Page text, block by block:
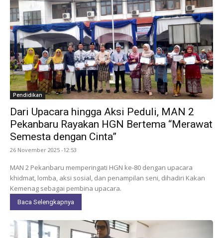
Pendidikan
Dari Upacara hingga Aksi Peduli, MAN 2
Pekanbaru Rayakan HGN Bertema “Merawat
Semesta dengan Cinta”
26 November 2025 -12:53
MAN 2 Pekanbaru memperingati HGN ke-80 dengan upacara
khidmat, lomba, aksi sosial, dan penampilan seni, dihadiri Kakan
Kemenag sebagai pembina upacara.
Baca Selengkapnya